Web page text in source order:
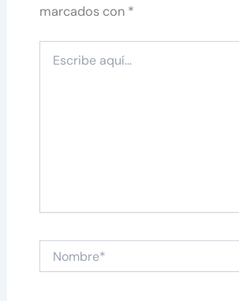
marcados con *
aquí...